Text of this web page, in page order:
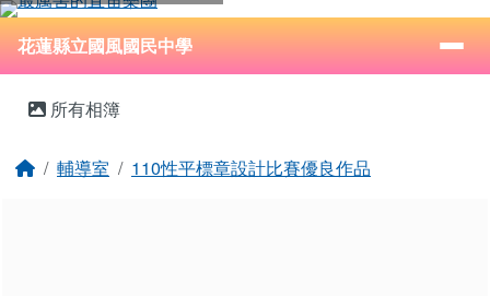
跳至主內容區
花蓮縣立國風國民中學
⏸
導覽列
花蓮縣立國風國民中學
所有相簿
回首頁
輔導室 110性平標章設計比賽優良作品